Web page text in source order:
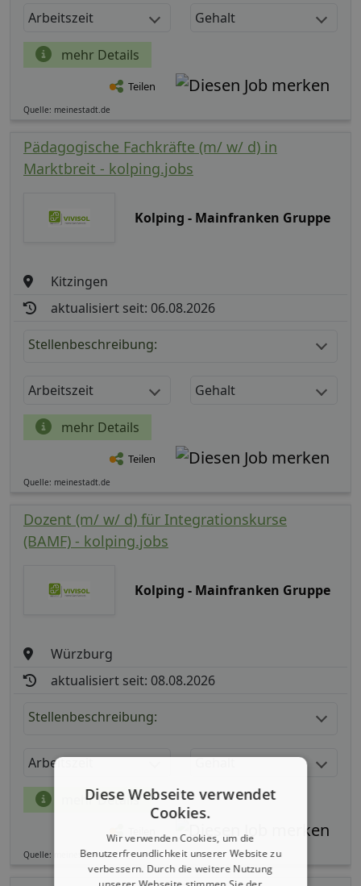
Arbeitszeit Gehalt
mehr Details
Teilen
Quelle: meinestadt.de
Pädagogische Fachkräfte (m/ w/ d) in
Marktbreit - kolping.jobs
Kolping - Mainfranken Gruppe
Kitzingen
aktualisiert seit: 06.08.2026
Stellenbeschreibung:
Arbeitszeit Gehalt
mehr Details
Teilen
Quelle: meinestadt.de
Dozent (m/ w/ d) für Integrationskurse
(BAMF) - kolping.jobs
Kolping - Mainfranken Gruppe
Würzburg
aktualisiert seit: 08.08.2026
Stellenbeschreibung:
Arbeitszeit Gehalt
mehr Details
Quelle: meinestadt.de
Diese Webseite verwendet
Cookies.
Wir verwenden Cookies, um die
Benutzerfreundlichkeit unserer Website zu
verbessern. Durch die weitere Nutzung